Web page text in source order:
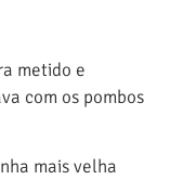
metido e
com os pombos
mais velha